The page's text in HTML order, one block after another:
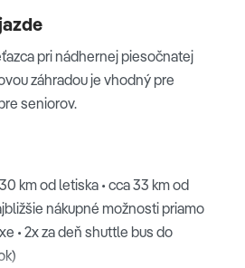
pri nádhernej piesočnatej
záhradou je vhodný pre
seniorov.
km od letiska • cca 33 km od
nákupné možnosti priamo
• 2x za deň shuttle bus do